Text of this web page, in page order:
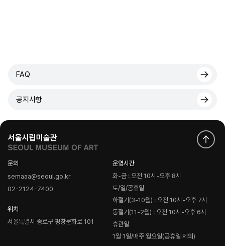
FAQ
공지사항
문의
semaaa@seoul.go.kr
02-2124-7400
위치
서울특별시 종로구 평창문화로 101
운영시간
화-금 : 오전 10시-오후 8시
토/일/공휴일
하절기(3-10월) : 오전 10시-오후 7시
동절기(11-2월) : 오전 10시-오후 6시
휴관일
1월 1일/매주 월요일(공휴일 제외)